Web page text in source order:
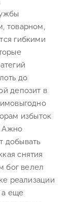
товарном,
гибкими
до
депозит в
избыток
Ажно
добывать
снятия
бог велел
реализации
а еще